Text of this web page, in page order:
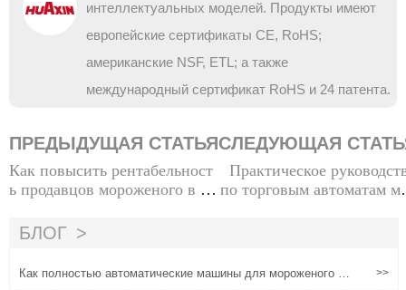
интеллектуальных моделей. Продукты имеют
европейские сертификаты CE, RoHS;
американские NSF, ETL; а также
международный сертификат RoHS и 24 патента.
ПРЕДЫДУЩАЯ СТАТЬЯ
Как повысить рентабельност
ь продавцов мороженого в 20
СЛЕДУЮЩАЯ
Практическое
по торговым автоматам
БЛОГ
Как полностью автоматические машины для мороженого ре
>>